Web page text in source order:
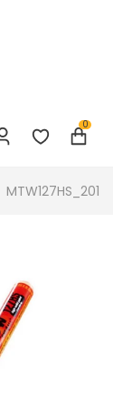
0
MTW127HS_201